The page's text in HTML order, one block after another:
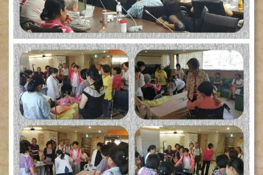
訓
練
中
心
健
康
檢
查
中
心
(Health
Management
Center)